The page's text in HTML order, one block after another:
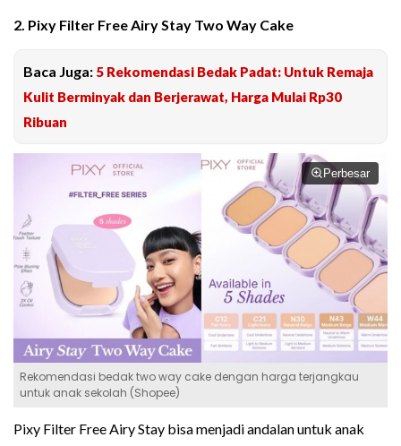
2. Pixy Filter Free Airy Stay Two Way Cake
Baca Juga: 5 Rekomendasi Bedak Padat: Untuk Remaja
Kulit Berminyak dan Berjerawat, Harga Mulai Rp30
Ribuan
Perbesar
Rekomendasi bedak two way cake dengan harga terjangkau
untuk anak sekolah (Shopee)
Pixy Filter Free Airy Stay bisa menjadi andalan untuk anak